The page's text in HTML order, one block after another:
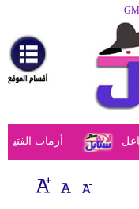
مرأة
أزياء
أزياء
إسلاميةأزمات